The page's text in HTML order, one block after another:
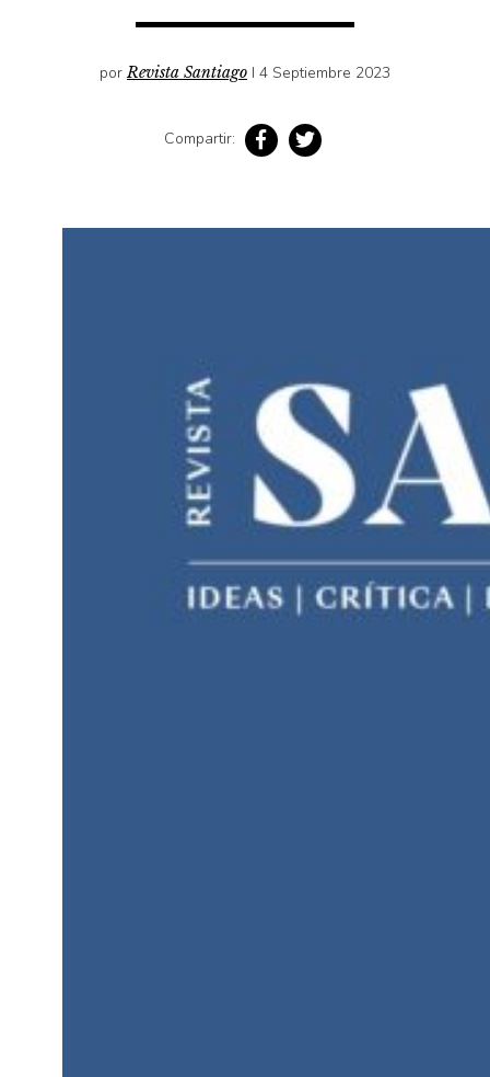
porRevista Santiago I 4 Septiembre 2023
Compartir: